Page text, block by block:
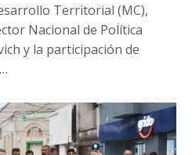
Territorial (MC),
Nacional de Política
y la participación de